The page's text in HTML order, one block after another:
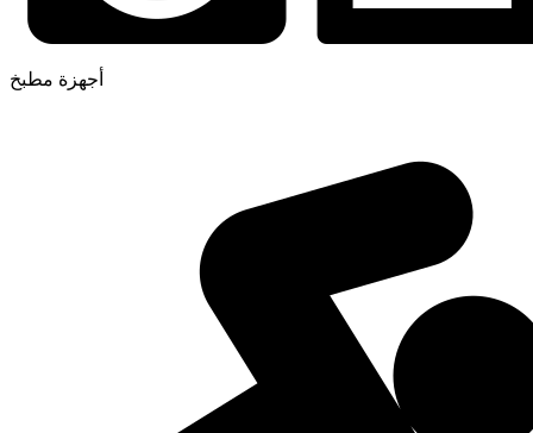
أجهزة مطبخ